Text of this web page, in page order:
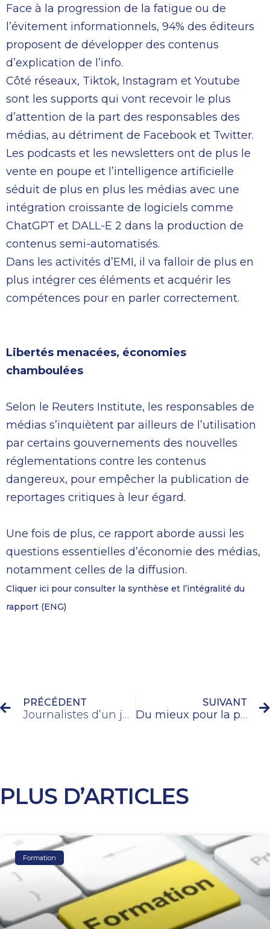
Face à la progression de la fatigue ou de
l’évitement informationnels, 94% des éditeurs
proposent de développer des contenus
d’explication de l’info.
Côté réseaux, Tiktok, Instagram et Youtube
sont les supports qui vont recevoir le plus
d’attention de la part des responsables des
médias, au détriment de Facebook et Twitter.
Les podcasts et les newsletters ont de plus le
vente en poupe et l’intelligence artificielle
séduit de plus en plus les médias avec une
intégration croissante de logiciels comme
ChatGPT et DALL-E 2 dans la production de
contenus semi-automatisés.
Dans les activités d’EMI, il va falloir de plus en
plus intégrer ces éléments et acquérir les
compétences pour en parler correctement.
Libertés menacées, économies
chamboulées
Selon le Reuters Institute, les responsables de
médias s’inquiètent par ailleurs de l’utilisation
par certains gouvernements des nouvelles
réglementations contre les contenus
dangereux, pour empêcher la publication de
reportages critiques à leur égard.
Une fois de plus, ce rapport aborde aussi les
questions essentielles d’économie des médias,
notamment celles de la diffusion.
Cliquer ici pour consulter la synthèse et l’intégralité du
rapport (ENG)
PRÉCÉDENT
Journalistes d’un jour, 28ème édition
SUIVANT
Du mieux pour la presse, mais attention à la fatigue informationnelle
PLUS D’ARTICLES
Formation